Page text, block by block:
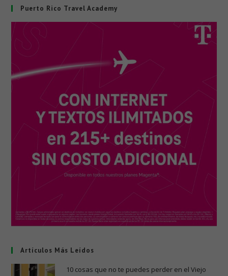
Puerto Rico Travel Academy
Artículos Más Leídos
10 cosas que no te puedes perder en el Viejo